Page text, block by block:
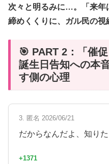
次々と明るみに…。「来年
締めくくりに、ガル民の視
🎯 PART 2：「催
誕生日告知への本
す側の心理
3. 匿名 2026/06/21
だからなんだよ、知り
+1371